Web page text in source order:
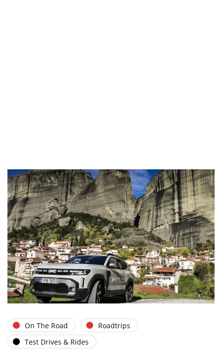
On The Road
Roadtrips
Test Drives & Rides